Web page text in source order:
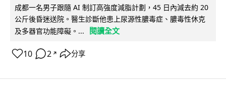
成都一名男子跟隨 AI 制訂高強度減脂計劃，45 日內減去約 20
公斤後昏迷送院。醫生診斷他患上尿源性膿毒症、膿毒性休克
及多器官功能障礙。...
閱讀全文
10 2 ↗ 分享